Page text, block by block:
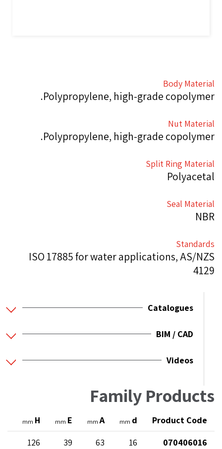
Body Material
Polypropylene, high-grade copolymer.
Nut Material
Polypropylene, high-grade copolymer.
Split Ring Material
Polyacetal
Seal Material
NBR
Standards
ISO 17885 for water applications, AS/NZS
4129
Catalogues
BIM / CAD
Videos
Family Products
Product Code
d
mm
A
mm
E
mm
H
mm
070406016
16
63
39
126